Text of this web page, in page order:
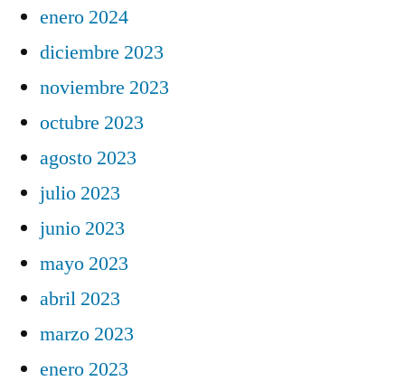
enero 2024
diciembre 2023
noviembre 2023
octubre 2023
agosto 2023
julio 2023
junio 2023
mayo 2023
abril 2023
marzo 2023
enero 2023